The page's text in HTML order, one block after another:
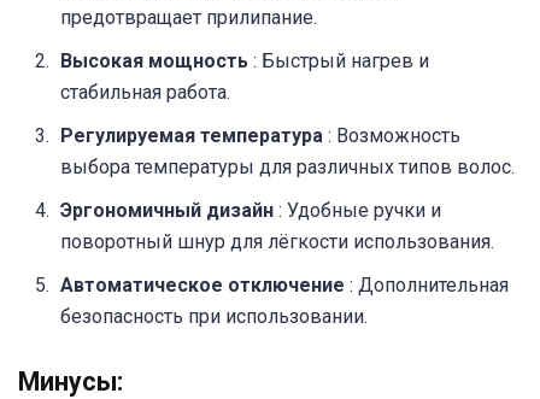
предотвращает прилипание.
Высокая мощность : Быстрый нагрев и
стабильная работа.
Регулируемая температура : Возможность
выбора температуры для различных типов волос.
Эргономичный дизайн : Удобные ручки и
поворотный шнур для лёгкости использования.
Автоматическое отключение : Дополнительная
безопасность при использовании.
Минусы: